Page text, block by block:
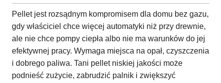
Pellet jest rozsądnym kompromisem dla domu bez gazu,
gdy właściciel chce więcej automatyki niż przy drewnie,
ale nie chce pompy ciepła albo nie ma warunków do jej
efektywnej pracy. Wymaga miejsca na opał, czyszczenia
i dobrego paliwa. Tani pellet niskiej jakości może
podnieść zużycie, zabrudzić palnik i zwiększyć